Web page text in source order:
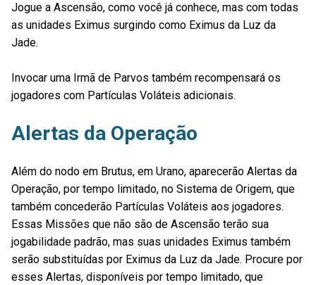
Jogue a Ascensão, como você já conhece, mas com todas
as unidades Eximus surgindo como Eximus da Luz da
Jade.
Invocar uma Irmã de Parvos também recompensará os
jogadores com Partículas Voláteis adicionais.
Alertas da Operação
Além do nodo em Brutus, em Urano, aparecerão Alertas da
Operação, por tempo limitado, no Sistema de Origem, que
também concederão Partículas Voláteis aos jogadores.
Essas Missões que não são de Ascensão terão sua
jogabilidade padrão, mas suas unidades Eximus também
serão substituídas por Eximus da Luz da Jade. Procure por
esses Alertas, disponíveis por tempo limitado, que